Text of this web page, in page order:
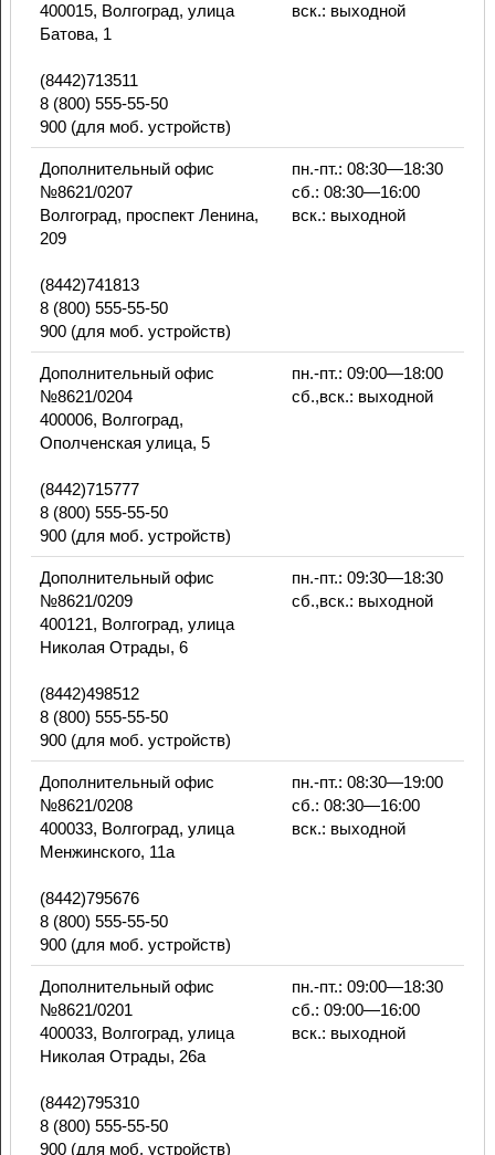
400015, Волгоград, улица
Батова, 1
(8442)713511
8 (800) 555-55-50
900 (для моб. устройств)
вск.: выходной
Дополнительный офис
№8621/0207
Волгоград, проспект Ленина,
209
(8442)741813
8 (800) 555-55-50
900 (для моб. устройств)
пн.-пт.: 08:30—18:30
сб.: 08:30—16:00
вск.: выходной
Дополнительный офис
№8621/0204
400006, Волгоград,
Ополченская улица, 5
(8442)715777
8 (800) 555-55-50
900 (для моб. устройств)
пн.-пт.: 09:00—18:00
сб.,вск.: выходной
Дополнительный офис
№8621/0209
400121, Волгоград, улица
Николая Отрады, 6
(8442)498512
8 (800) 555-55-50
900 (для моб. устройств)
пн.-пт.: 09:30—18:30
сб.,вск.: выходной
Дополнительный офис
№8621/0208
400033, Волгоград, улица
Менжинского, 11а
(8442)795676
8 (800) 555-55-50
900 (для моб. устройств)
пн.-пт.: 08:30—19:00
сб.: 08:30—16:00
вск.: выходной
Дополнительный офис
№8621/0201
400033, Волгоград, улица
Николая Отрады, 26а
(8442)795310
8 (800) 555-55-50
900 (для моб. устройств)
пн.-пт.: 09:00—18:30
сб.: 09:00—16:00
вск.: выходной